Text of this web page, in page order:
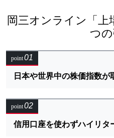
岡三オンライン「上
つ
point01
日本や世界中の株価指数が
point02
信用口座を使わずハイリタ